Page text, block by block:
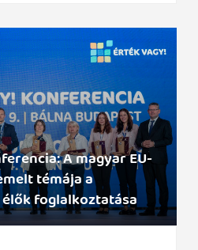
A magyar EU-
témája a
foglalkoztatása